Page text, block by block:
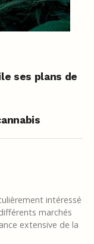
ses plans de
intéressé
marchés
extensive de la